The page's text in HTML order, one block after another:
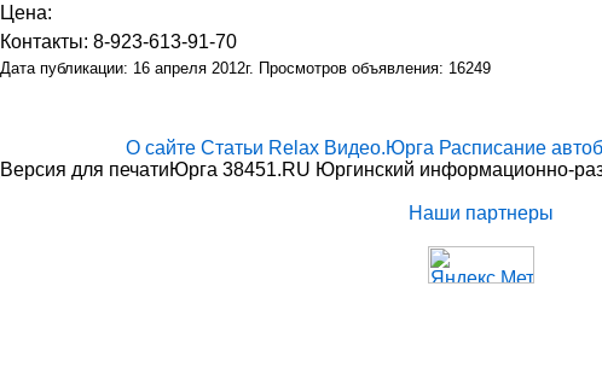
Цена:
Контакты: 8-923-613-91-70
Дата публикации: 16 апреля 2012г. Просмотров объявления: 16249
О сайте Статьи Relax Видео.Юрга Расписание
Юрга 38451.RU Юргинский информационно-
Наши партнеры